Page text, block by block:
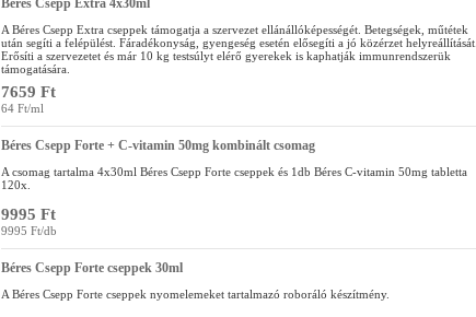
Béres Csepp Extra 4x30ml
A Béres Csepp Extra cseppek támogatja a szervezet ellánállóképességét. Betegségek, műtétek
után segíti a felépülést. Fáradékonyság, gyengeség esetén elősegíti a jó közérzet helyreállítását.
Erősíti a szervezetet és már 10 kg testsúlyt elérő gyerekek is kaphatják immunrendszerük
támogatására.
7659 Ft
64 Ft/ml
Béres Csepp Forte + C-vitamin 50mg kombinált csomag
A csomag tartalma 4x30ml Béres Csepp Forte cseppek és 1db Béres C-vitamin 50mg tabletta
120x.
9995 Ft
9995 Ft/db
Béres Csepp Forte cseppek 30ml
A Béres Csepp Forte cseppek nyomelemeket tartalmazó roboráló készítmény.